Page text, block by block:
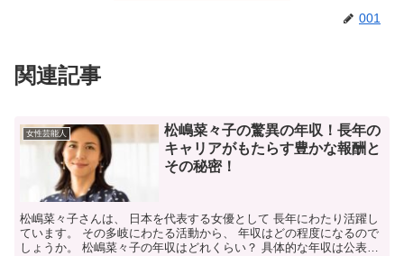
001
関連記事
女性芸能人
松嶋菜々子の驚異の年収！長年の
キャリアがもたらす豊かな報酬と
その秘密！
松嶋菜々子さんは、 日本を代表する女優として 長年にわたり活躍し
ています。 その多岐にわたる活動から、 年収はどの程度になるので
しょうか。 松嶋菜々子の年収はどれくらい？ 具体的な年収は公表さ